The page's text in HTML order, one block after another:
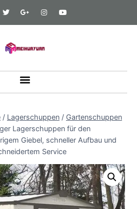
/ Lagerschuppen / Gartenschuppen
Lagerschuppen für den
Giebel, schneller Aufbau und
Service